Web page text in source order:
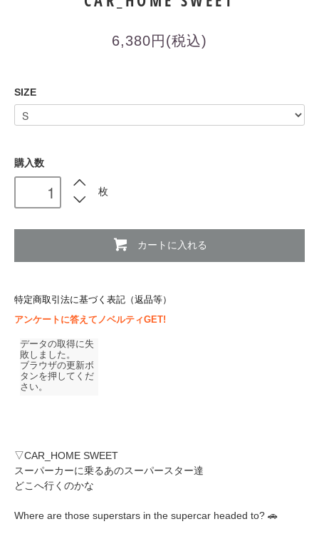
6,380円(税込)
SIZE
購入数
枚
カートに入れる
特定商取引法に基づく表記（返品等）
アンケートに答えてノベルティGET!
▽CAR_HOME SWEET
スーパーカーに乗るあのスーパースター達
どこへ行くのかな
Where are those superstars in the supercar headed to? 🚗